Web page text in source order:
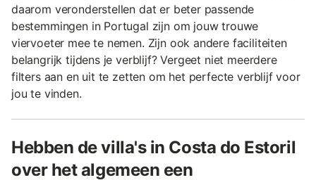
daarom veronderstellen dat er beter passende
bestemmingen in Portugal zijn om jouw trouwe
viervoeter mee te nemen. Zijn ook andere faciliteiten
belangrijk tijdens je verblijf? Vergeet niet meerdere
filters aan en uit te zetten om het perfecte verblijf voor
jou te vinden.
Hebben de villa's in Costa do Estoril
over het algemeen een